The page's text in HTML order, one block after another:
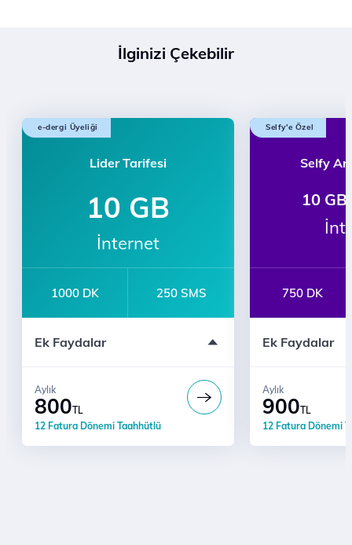
İlginizi Çekebilir
e-dergi Üyeliği
Lider Tarifesi
10 GB
İnternet
1000 DK 250 SMS
Ek Faydalar
Sınırsız YaaY
12 Fatura Dönemi Taahhütlü
800TL
Aylık
Selfy'e Özel
Selfy
10
750 DK
Ek Faydalar
Taahhüde Özel
e-dergi Üyeliği
Ücretsiz Dijital
12 Fatura Dönemi
900TL
Aylık